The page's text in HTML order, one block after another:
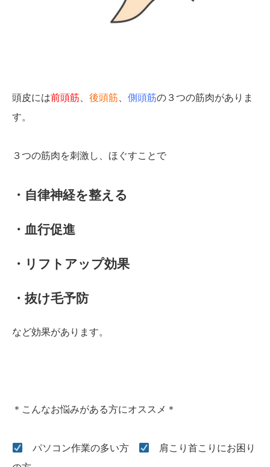
頭皮には前頭筋 後頭筋 側頭筋の３つの筋肉がありま
す。
３つの筋肉を刺激し、ほぐすことで
・自律神経を整える
・血行促進
・リフトアップ効果
・抜け毛予防
など効果があります。
＊こんなお悩みがある方にオススメ＊
パソコン作業の多い方
肩こり首こりにお困り